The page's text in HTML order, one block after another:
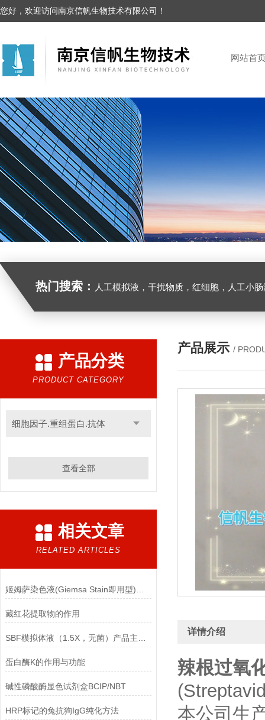
您好，欢迎访问南京信帆生物技术有限公司！
网站首
热门搜索： 人工模拟液，干扰物质，红细胞，人工小
产品分类
PRODUCT CATEGORY
细胞因子.重组蛋白.抗体
查看全部
相关文章
RELATED ARTICLES
藏红花提取物的作用
蛋白酶K的作用与功能
碱性磷酸酶显色试剂盒BCIP/NBT
HRP标记的兔抗狗IgG纯化方法
产品展示 /
详情介绍
辣根过氧
本公司生